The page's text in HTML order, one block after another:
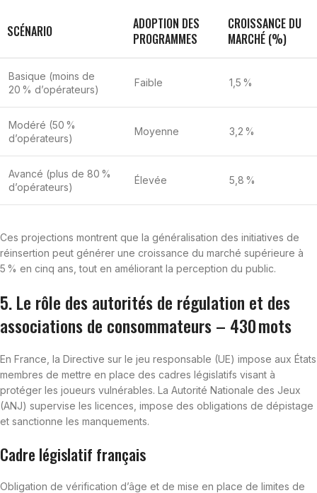
SCÉNARIO
ADOPTION DES
PROGRAMMES
CROISSANCE DU
MARCHÉ (%)
Basique (moins de
20 % d’opérateurs)
Faible 1,5 %
Modéré (50 %
d’opérateurs)
Moyenne 3,2 %
Avancé (plus de 80 %
d’opérateurs)
Élevée 5,8 %
Ces projections montrent que la généralisation des initiatives de
réinsertion peut générer une croissance du marché supérieure à
5 % en cinq ans, tout en améliorant la perception du public.
5. Le rôle des autorités de régulation et des
associations de consommateurs – 430 mots
En France, la Directive sur le jeu responsable (UE) impose aux États
membres de mettre en place des cadres législatifs visant à
protéger les joueurs vulnérables. La Autorité Nationale des Jeux
(ANJ) supervise les licences, impose des obligations de dépistage
et sanctionne les manquements.
Cadre législatif français
Obligation de vérification d’âge et de mise en place de limites de